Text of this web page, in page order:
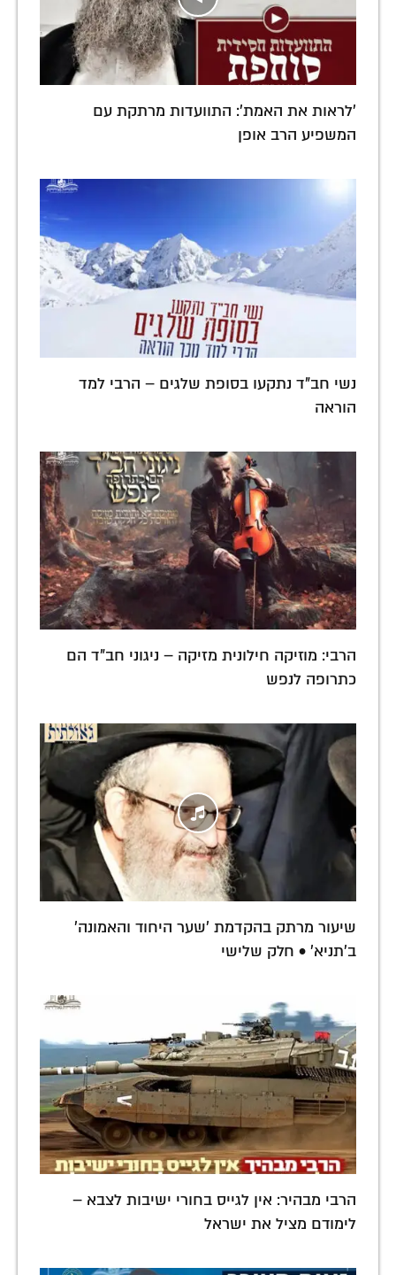
'לראות את האמת': התוועדות מרתקת עם
המשפיע הרב אופן
נשי חב"ד נתקעו בסופת שלגים – הרבי למד
הוראה
הרבי: מוזיקה חילונית מזיקה – ניגוני חב"ד הם
כתרופה לנפש
שיעור מרתק בהקדמת 'שער היחוד והאמונה'
ב'תניא' • חלק שלישי
הרבי מבהיר: אין לגייס בחורי ישיבות לצבא –
לימודם מציל את ישראל